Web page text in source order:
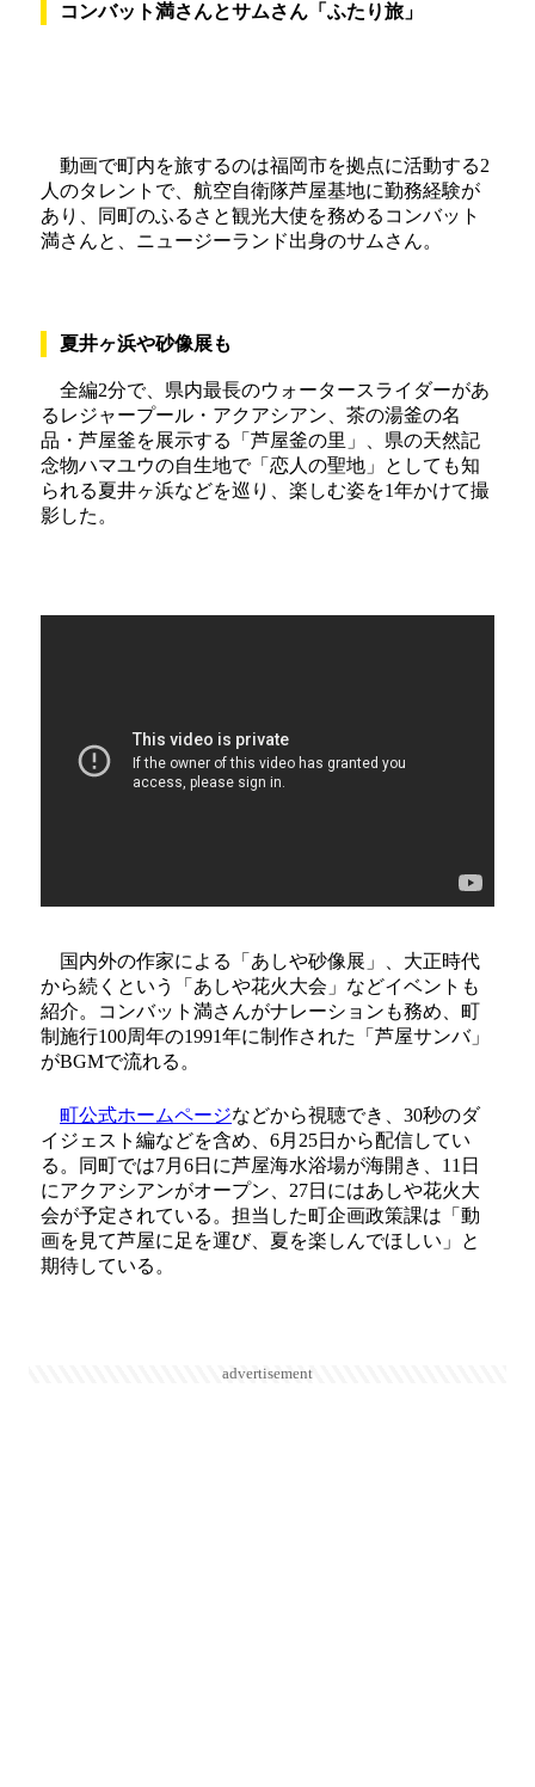
コンバット満さんとサムさん「ふたり旅」
動画で町内を旅するのは福岡市を拠点に活動する2
人のタレントで、航空自衛隊芦屋基地に勤務経験が
あり、同町のふるさと観光大使を務めるコンバット
満さんと、ニュージーランド出身のサムさん。
夏井ヶ浜や砂像展も
全編2分で、県内最長のウォータースライダーがあ
るレジャープール・アクアシアン、茶の湯釜の名
品・芦屋釜を展示する「芦屋釜の里」、県の天然記
念物ハマユウの自生地で「恋人の聖地」としても知
られる夏井ヶ浜などを巡り、楽しむ姿を1年かけて撮
影した。
国内外の作家による「あしや砂像展」、大正時代
から続くという「あしや花火大会」などイベントも
紹介。コンバット満さんがナレーションも務め、町
制施行100周年の1991年に制作された「芦屋サンバ」
がBGMで流れる。
町公式ホームページなどから視聴でき、30秒のダ
イジェスト編などを含め、6月25日から配信してい
る。同町では7月6日に芦屋海水浴場が海開き、11日
にアクアシアンがオープン、27日にはあしや花火大
会が予定されている。担当した町企画政策課は「動
画を見て芦屋に足を運び、夏を楽しんでほしい」と
期待している。
advertisement